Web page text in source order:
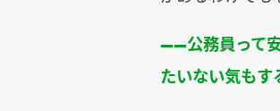
――公務員って
たいない気も